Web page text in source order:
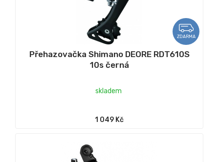
ZDARMA
Přehazovačka Shimano DEORE RDT610S
10s černá
skladem
1 049 Kč